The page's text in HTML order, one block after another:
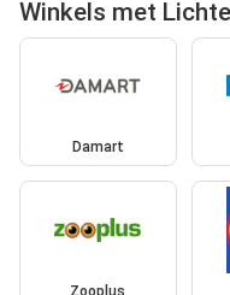
Winkels met
Damart
Zooplus